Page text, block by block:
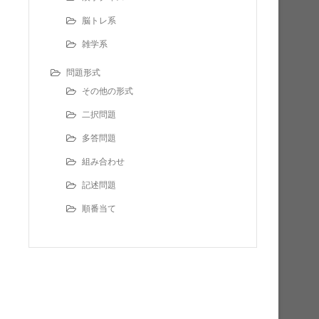
脳トレ系
雑学系
問題形式
その他の形式
二択問題
多答問題
組み合わせ
記述問題
順番当て